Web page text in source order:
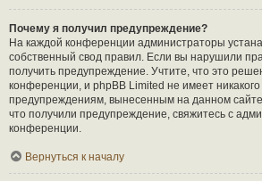
Почему я получил предупреждение?
На каждой конференции администраторы
собственный свод правил. Если вы нарушили
получить предупреждение. Учтите, что это
конференции, и phpBB Limited не имеет
предупреждениям, вынесенным на данном
что получили предупреждение, свяжитесь с
конференции.
Вернуться к началу